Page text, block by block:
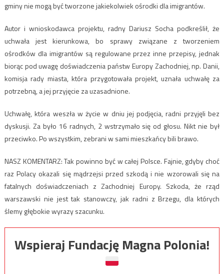
gminy nie mogą być tworzone jakiekolwiek ośrodki dla imigrantów.
Autor i wnioskodawca projektu, radny Dariusz Socha podkreślił, że
uchwała jest kierunkowa, bo sprawy związane z tworzeniem
ośrodków dla imigrantów są regulowane przez inne przepisy, jednak
biorąc pod uwagę doświadczenia państw Europy Zachodniej, np. Danii,
komisja rady miasta, która przygotowała projekt, uznała uchwałę za
potrzebną, a jej przyjęcie za uzasadnione.
Uchwałę, która weszła w życie w dniu jej podjęcia, radni przyjęli bez
dyskusji. Za było 16 radnych, 2 wstrzymało się od głosu. Nikt nie był
przeciwko. Po wszystkim, zebrani w sami mieszkańcy bili brawo.
NASZ KOMENTARZ: Tak powinno być w całej Polsce. Fajnie, gdyby choć
raz Polacy okazali się mądrzejsi przed szkodą i nie wzorowali się na
fatalnych doświadczeniach z Zachodniej Europy. Szkoda, że rząd
warszawski nie jest tak stanowczy, jak radni z Brzegu, dla których
ślemy głębokie wyrazy szacunku.
Wspieraj Fundację Magna Polonia!